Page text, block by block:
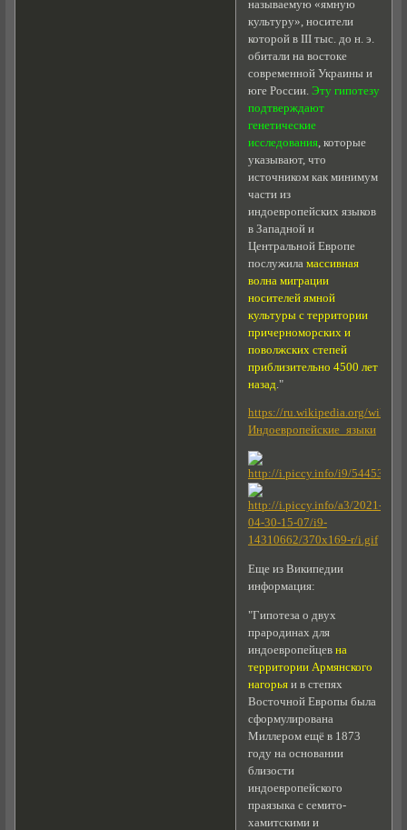
называемую «ямную
культуру», носители
которой в III тыс. до н. э.
обитали на востоке
современной Украины и
юге России. Эту гипотезу
подтверждают
генетические
исследования, которые
указывают, что
источником как минимум
части из
индоевропейских языков
в Западной и
Центральной Европе
послужила массивная
волна миграции
носителей ямной
культуры с территории
причерноморских и
поволжских степей
приблизительно 4500 лет
назад ."
https://ru.wikipedia.org/wiki/
Индоевропейские_языки
Еще из Википедии
информация:
"Гипотеза о двух
прародинах для
индоевропейцев на
территории Армянского
нагорьяи в степях
Восточной Европы была
сформулирована
Миллером ещё в 1873
году на основании
близости
индоевропейского
праязыка с семито-
хамитскими и